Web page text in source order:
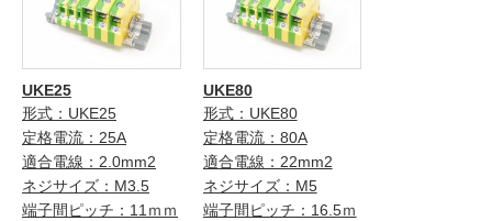
UKE25
形式：UKE25
定格電流：25A
適合電線：2.0mm2
ネジサイズ：M3.5
端子間ピッチ：11ｍｍ
UKE80
形式：UKE80
定格電流：80A
適合電線：22mm2
ネジサイズ：M5
端子間ピッチ：16.5ｍ